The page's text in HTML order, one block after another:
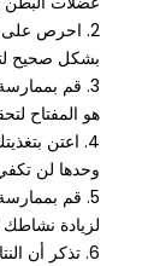
2. احرص على
بشكل صحيح
3. قم
هو المفتاح
4. اعتن
وحدها لن
5. قم
لزيادة نشاطك
6. تذكر أن